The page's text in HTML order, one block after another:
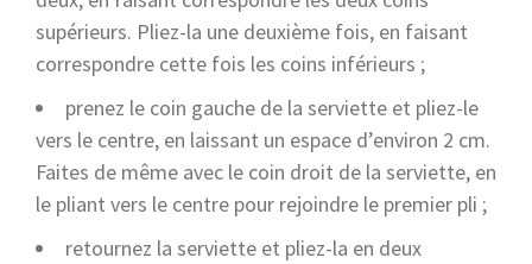
supérieurs. Pliez-la une deuxième fois, en faisant
correspondre cette fois les coins inférieurs ;
prenez le coin gauche de la serviette et pliez-le
vers le centre, en laissant un espace d’environ 2 cm.
Faites de même avec le coin droit de la serviette, en
le pliant vers le centre pour rejoindre le premier pli ;
retournez la serviette et pliez-la en deux